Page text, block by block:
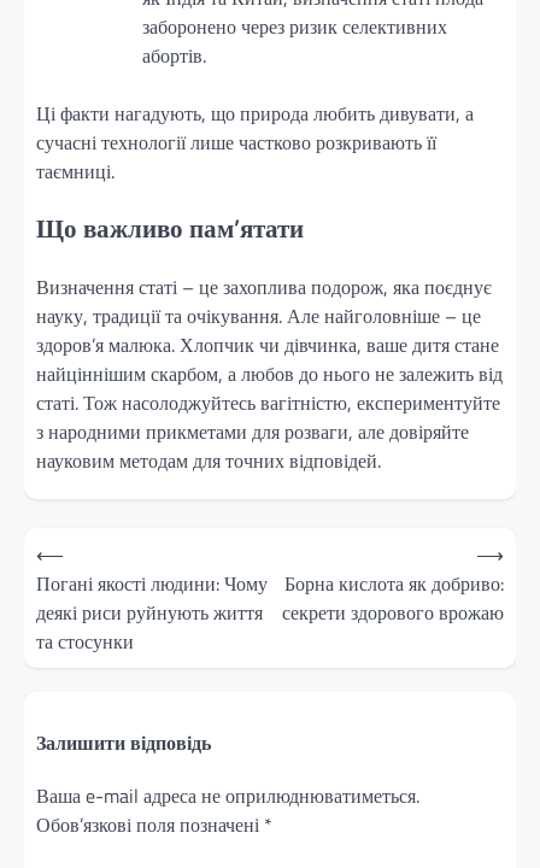
заборонено через ризик селективних
абортів.
Ці факти нагадують, що природа любить дивувати, а
сучасні технології лише частково розкривають її
таємниці.
Що важливо пам’ятати
Визначення статі – це захоплива подорож, яка поєднує
науку, традиції та очікування. Але найголовніше – це
здоров’я малюка. Хлопчик чи дівчинка, ваше дитя стане
найціннішим скарбом, а любов до нього не залежить від
статі. Тож насолоджуйтесь вагітністю, експериментуйте
з народними прикметами для розваги, але довіряйте
науковим методам для точних відповідей.
Навігація
записів
⟵
Погані якості людини: Чому
деякі риси руйнують життя
та стосунки
Борна кислота як добриво:
секрети здорового врожаю
⟶
Залишити відповідь
Ваша e-mail адреса не оприлюднюватиметься.
Обов’язкові поля позначені *